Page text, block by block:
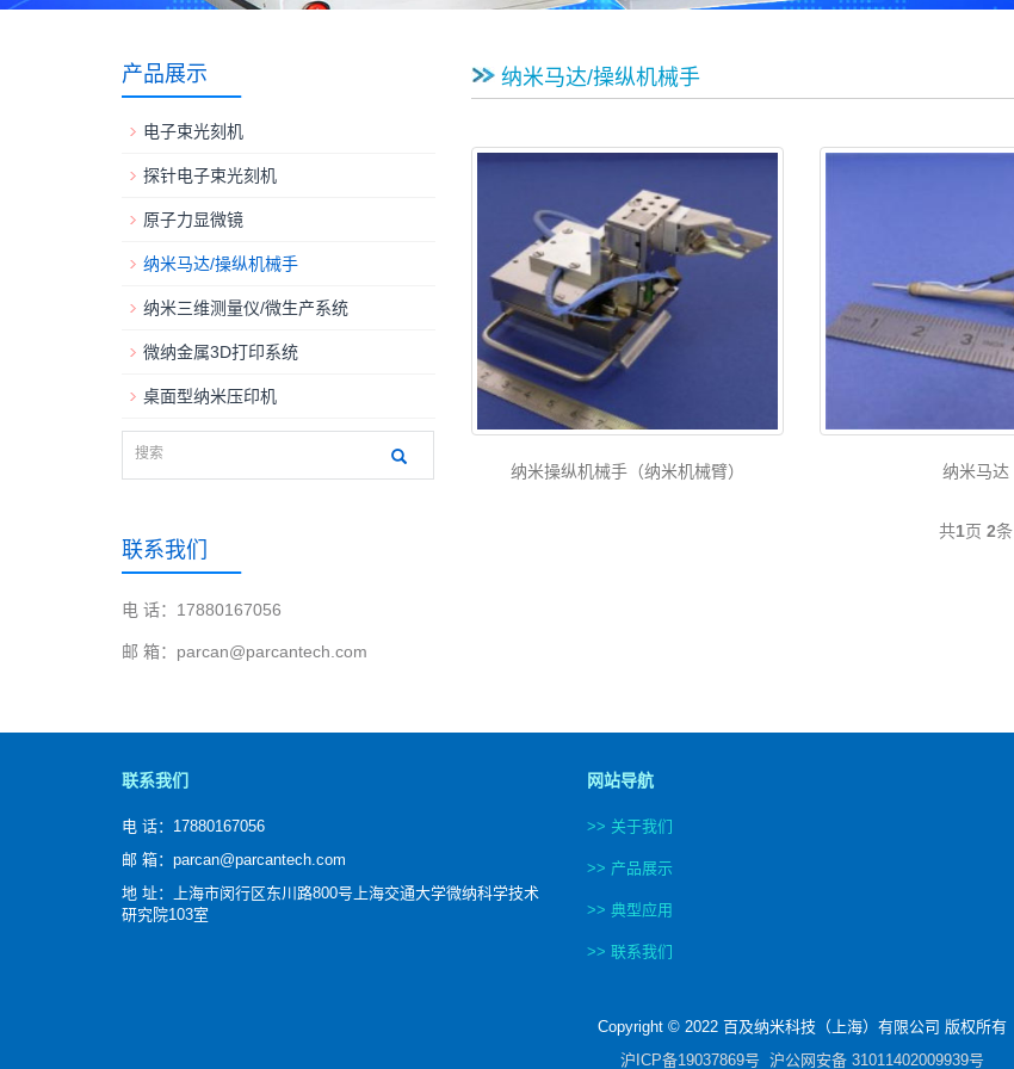
纳米马达/操纵机械手
纳米操纵机械手（纳米机械臂） 纳米马达
共1页2条
产品展示
电子束光刻机
探针电子束光刻机
原子力显微镜
纳米马达/操纵机械手
纳米三维测量仪/微生产系统
微纳金属3D打印系统
桌面型纳米压印机
联系我们
电 话：17880167056
邮 箱：parcan@parcantech.com
联系我们
电 话：17880167056
邮 箱：parcan@parcantech.com
地 址：上海市闵行区东川路800号上海交通大学微纳科学技术
研究院103室
网站导航
>> 关于我们
>> 产品展示
>> 典型应用
>> 联系我们
Copyright © 2022 百及纳米科技（上海）有限公司 版权所有
沪ICP备19037869号 沪公网安备 31011402009939号